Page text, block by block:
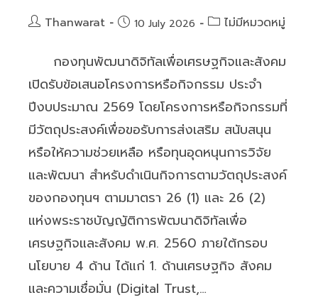
in
Technologies:
และ
ทิศทาง
การ
พัฒนา”
ใน
งาน
Thailand
Research
2026
PostThanwarat
Post10 July 2026
Postไม่มีหมวดหมู่
กองทุนพัฒนาดิจิทัลเพื่อเศรษฐกิจและสังคม
เปิดรับข้อเสนอโครงการหรือกิจกรรม ประจำ
ปีงบประมาณ 2569 โดยโครงการหรือกิจกรรมที่
มีวัตถุประสงค์เพื่อขอรับการส่งเสริม สนับสนุน
หรือให้ความช่วยเหลือ หรือทุนอุดหนุนการวิจัย
และพัฒนา สำหรับดำเนินกิจการตามวัตถุประสงค์
ของกองทุนฯ ตามมาตรา 26 (1) และ 26 (2)
แห่งพระราชบัญญัติการพัฒนาดิจิทัลเพื่อ
เศรษฐกิจและสังคม พ.ศ. 2560 ภายใต้กรอบ
นโยบาย 4 ด้าน ได้แก่ 1. ด้านเศรษฐกิจ สังคม
และความเชื่อมั่น (Digital Trust,…